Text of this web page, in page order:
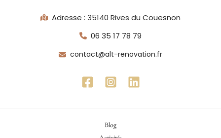
Adresse : 35140 Rives du Couesnon
06 35 17 78 79
contact@alt-renovation.fr
Blog